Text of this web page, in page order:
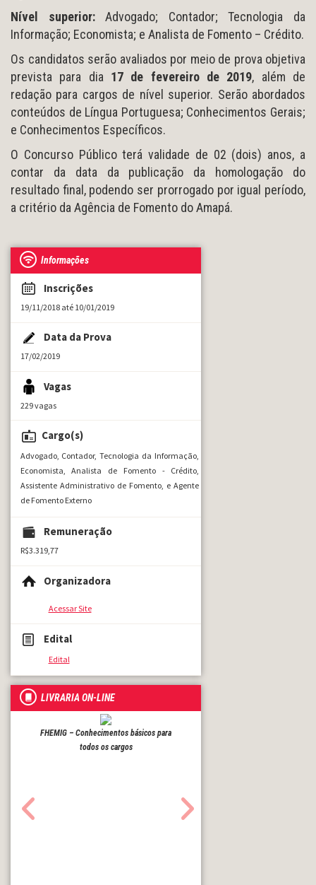
Nível superior:Advogado; Contador; Tecnologia da
Informação; Economista; e Analista de Fomento – Crédito.
Os candidatos serão avaliados por meio de prova objetiva
prevista para dia 17 de fevereiro de 2019, além de
redação para cargos de nível superior. Serão abordados
conteúdos de Língua Portuguesa; Conhecimentos Gerais;
e Conhecimentos Específicos.
O Concurso Público terá validade de 02 (dois) anos, a
contar da data da publicação da homologação do
resultado final, podendo ser prorrogado por igual período,
a critério da Agência de Fomento do Amapá.
Informações
Inscrições
19/11/2018 até 10/01/2019
Data da Prova
17/02/2019
Vagas
229 vagas
Cargo(s)
Advogado, Contador, Tecnologia da Informação,
Economista, Analista de Fomento - Crédito,
Assistente Administrativo de Fomento, e Agente
de Fomento Externo
Remuneração
R$3.319,77
Organizadora
Acessar Site
Edital
Edital
LIVRARIA ON-LINE
FHEMIG – Conhecimentos básicos para
todos os cargos